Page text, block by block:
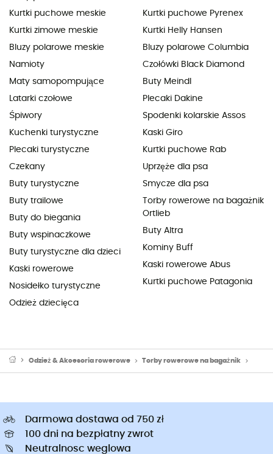
Kurtki puchowe meskie
Kurtki zimowe meskie
Bluzy polarowe meskie
Namioty
Maty samopompujące
Latarki czołowe
Śpiwory
Kuchenki turystyczne
Plecaki turystyczne
Czekany
Buty turystyczne
Buty trailowe
Buty do biegania
Buty wspinaczkowe
Buty turystyczne dla dzieci
Kaski rowerowe
Nosidełko turystyczne
Odzież dziecięca
Kurtki puchowe Pyrenex
Kurtki Helly Hansen
Bluzy polarowe Columbia
Czołówki Black Diamond
Buty Meindl
Plecaki Dakine
Spodenki kolarskie Assos
Kaski Giro
Kurtki puchowe Rab
Uprzęże dla psa
Smycze dla psa
Torby rowerowe na bagażnik
Ortlieb
Buty Altra
Kominy Buff
Kaski rowerowe Abus
Kurtki puchowe Patagonia
Odzież & Akcesoria rowerowe Torby rowerowe na bagażnik
Darmowa dostawa od 750 zł
100 dni na bezpłatny zwrot
Neutralnosc weglowa